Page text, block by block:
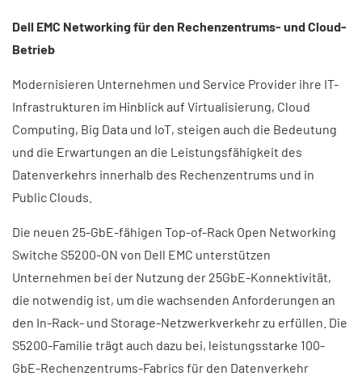
Dell EMC Networking für den Rechenzentrums- und Cloud-
Betrieb
Modernisieren Unternehmen und Service Provider ihre IT-
Infrastrukturen im Hinblick auf Virtualisierung, Cloud
Computing, Big Data und IoT, steigen auch die Bedeutung
und die Erwartungen an die Leistungsfähigkeit des
Datenverkehrs innerhalb des Rechenzentrums und in
Public Clouds.
Die neuen 25-GbE-fähigen Top-of-Rack Open Networking
Switche S5200-ON von Dell EMC unterstützen
Unternehmen bei der Nutzung der 25GbE-Konnektivität,
die notwendig ist, um die wachsenden Anforderungen an
den In-Rack- und Storage-Netzwerkverkehr zu erfüllen. Die
S5200-Familie trägt auch dazu bei, leistungsstarke 100-
GbE-Rechenzentrums-Fabrics für den Datenverkehr